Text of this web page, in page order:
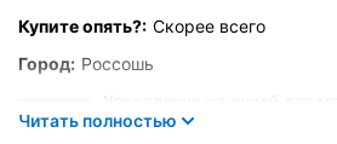
Купите опять?: Скорее всего
Город: Россошь
Управление на сухой дороге
Управление на мокрой
Читать полностью